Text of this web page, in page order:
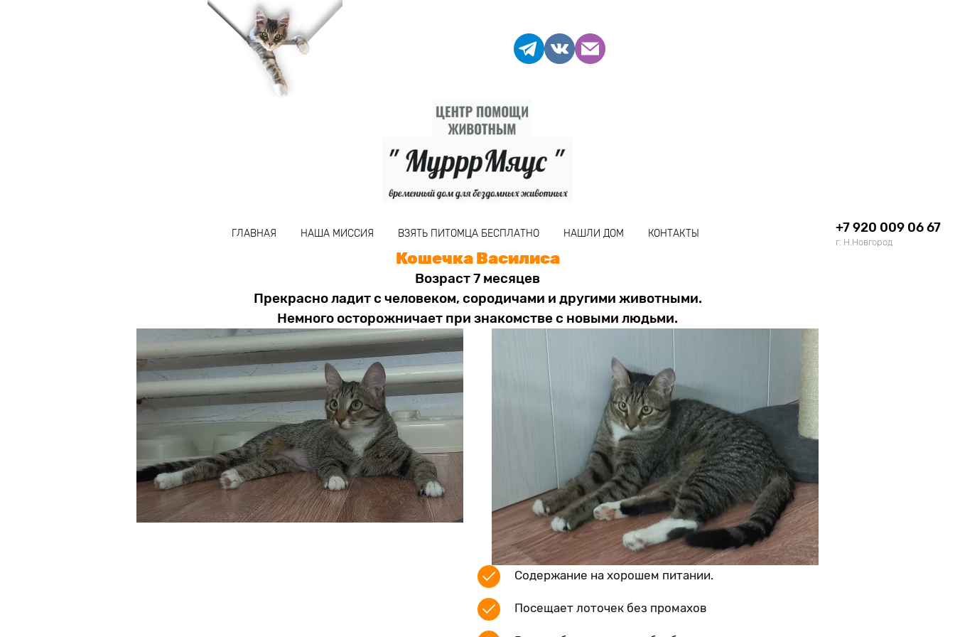
ГЛАВНАЯ НАША МИССИЯ ВЗЯТЬ ПИТОМЦА БЕСПЛАТНО НАШЛИ ДОМ КОНТАКТЫ +7 920 009 06 67
г. Н.Новгород
Кошечка Василиса
Возраст 7 месяцев
Прекрасно ладит с человеком, сородичами и другими животными.
Немного осторожничает при знакомстве с новыми людьми.
Содержание на хорошем питании.
Посещает лоточек без промахов